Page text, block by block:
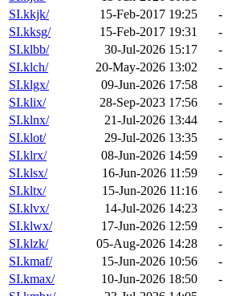
SI.kkjk/
15-Feb-2017 19:25
-
SI.kksg/
15-Feb-2017 19:31
-
SI.klbb/
30-Jul-2026 15:17
-
SI.klch/
20-May-2026 13:02
-
SI.klgx/
09-Jun-2026 17:58
-
SI.klix/
28-Sep-2023 17:56
-
SI.klnx/
21-Jul-2026 13:44
-
SI.klot/
29-Jul-2026 13:35
-
SI.klrx/
08-Jun-2026 14:59
-
SI.klsx/
16-Jun-2026 11:59
-
SI.kltx/
15-Jun-2026 11:16
-
SI.klvx/
14-Jul-2026 14:23
-
SI.klwx/
17-Jun-2026 12:59
-
SI.klzk/
05-Aug-2026 14:28
-
SI.kmaf/
15-Jun-2026 10:56
-
SI.kmax/
10-Jun-2026 18:50
-